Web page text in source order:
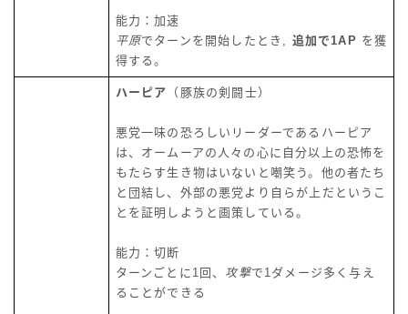
能力：加速
平原でターンを開始したとき, 追加で1AP を獲
得する。
ハーピア （豚族の剣闘士）
悪党一味の恐ろしいリーダーであるハーピア
は、オームーアの人々の心に自分以上の恐怖を
もたらす生き物はいないと嘲笑う。他の者たち
と団結し、外部の悪党より自らが上だというこ
とを証明しようと画策している。
能力：切断
ターンごとに1回、 攻撃で1ダメージ多く与え
ることができる